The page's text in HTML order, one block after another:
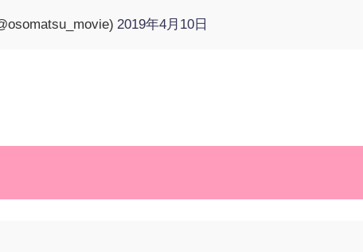
2019年4月10日